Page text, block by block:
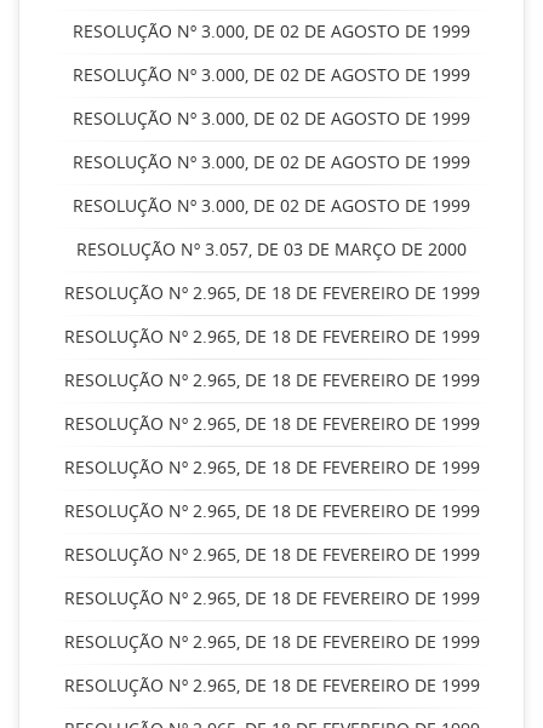
RESOLUÇÃO Nº 3.000, DE 02 DE AGOSTO DE 1999
RESOLUÇÃO Nº 3.000, DE 02 DE AGOSTO DE 1999
RESOLUÇÃO Nº 3.000, DE 02 DE AGOSTO DE 1999
RESOLUÇÃO Nº 3.000, DE 02 DE AGOSTO DE 1999
RESOLUÇÃO Nº 3.000, DE 02 DE AGOSTO DE 1999
RESOLUÇÃO Nº 3.057, DE 03 DE MARÇO DE 2000
RESOLUÇÃO Nº 2.965, DE 18 DE FEVEREIRO DE 1999
RESOLUÇÃO Nº 2.965, DE 18 DE FEVEREIRO DE 1999
RESOLUÇÃO Nº 2.965, DE 18 DE FEVEREIRO DE 1999
RESOLUÇÃO Nº 2.965, DE 18 DE FEVEREIRO DE 1999
RESOLUÇÃO Nº 2.965, DE 18 DE FEVEREIRO DE 1999
RESOLUÇÃO Nº 2.965, DE 18 DE FEVEREIRO DE 1999
RESOLUÇÃO Nº 2.965, DE 18 DE FEVEREIRO DE 1999
RESOLUÇÃO Nº 2.965, DE 18 DE FEVEREIRO DE 1999
RESOLUÇÃO Nº 2.965, DE 18 DE FEVEREIRO DE 1999
RESOLUÇÃO Nº 2.965, DE 18 DE FEVEREIRO DE 1999